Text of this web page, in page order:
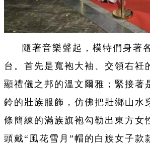
隨著音樂聲起，模特們身著
台。首先是寬袍大袖、交領右衽
顯禮儀之邦的溫文爾雅；緊接著
鈴的壯族服飾，仿佛把壯鄉山水
條簡練的滿族旗袍勾勒出東方女
頭戴“風花雪月”帽的白族女子款